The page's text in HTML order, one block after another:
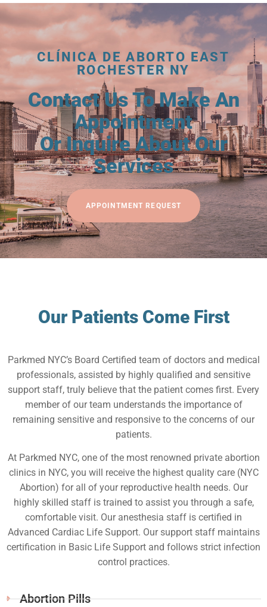
CLÍNICA DE ABORTO EAST
ROCHESTER NY
Contact Us To Make An
Appointment
Or Inquire About Our
Services
APPOINTMENT REQUEST
Our Patients Come First
Parkmed NYC’s Board Certified team of doctors and medical
professionals, assisted by highly qualified and sensitive
support staff, truly believe that the patient comes first. Every
member of our team understands the importance of
remaining sensitive and responsive to the concerns of our
patients.
At Parkmed NYC, one of the most renowned private abortion
clinics in NYC, you will receive the highest quality care (NYC
Abortion) for all of your reproductive health needs. Our
highly skilled staff is trained to assist you through a safe,
comfortable visit. Our anesthesia staff is certified in
Advanced Cardiac Life Support. Our support staff maintains
certification in Basic Life Support and follows strict infection
control practices.
Abortion Pills